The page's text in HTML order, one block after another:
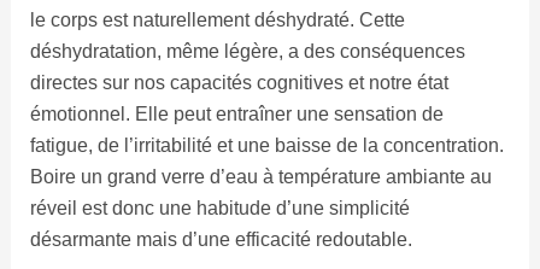
le corps est naturellement déshydraté. Cette
déshydratation, même légère, a des conséquences
directes sur nos capacités cognitives et notre état
émotionnel. Elle peut entraîner une sensation de
fatigue, de l’irritabilité et une baisse de la concentration.
Boire un grand verre d’eau à température ambiante au
réveil est donc une habitude d’une simplicité
désarmante mais d’une efficacité redoutable.